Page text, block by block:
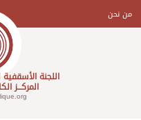
contentمن نحن
اللجنة
المركـــز